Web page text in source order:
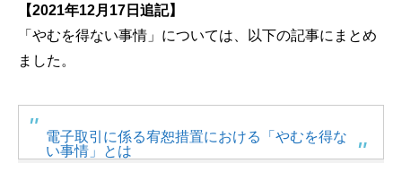
【2021年12月17日追記】
「やむを得ない事情」については、以下の記事にまとめ
ました。
電子取引に係る宥恕措置における「やむを得な
い事情」とは